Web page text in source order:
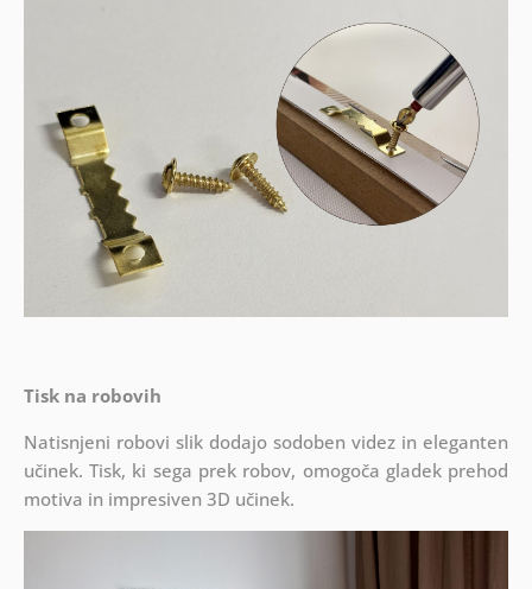
Tisk na robovih
Natisnjeni robovi slik dodajo sodoben videz in eleganten
učinek. Tisk, ki sega prek robov, omogoča gladek prehod
motiva in impresiven 3D učinek.